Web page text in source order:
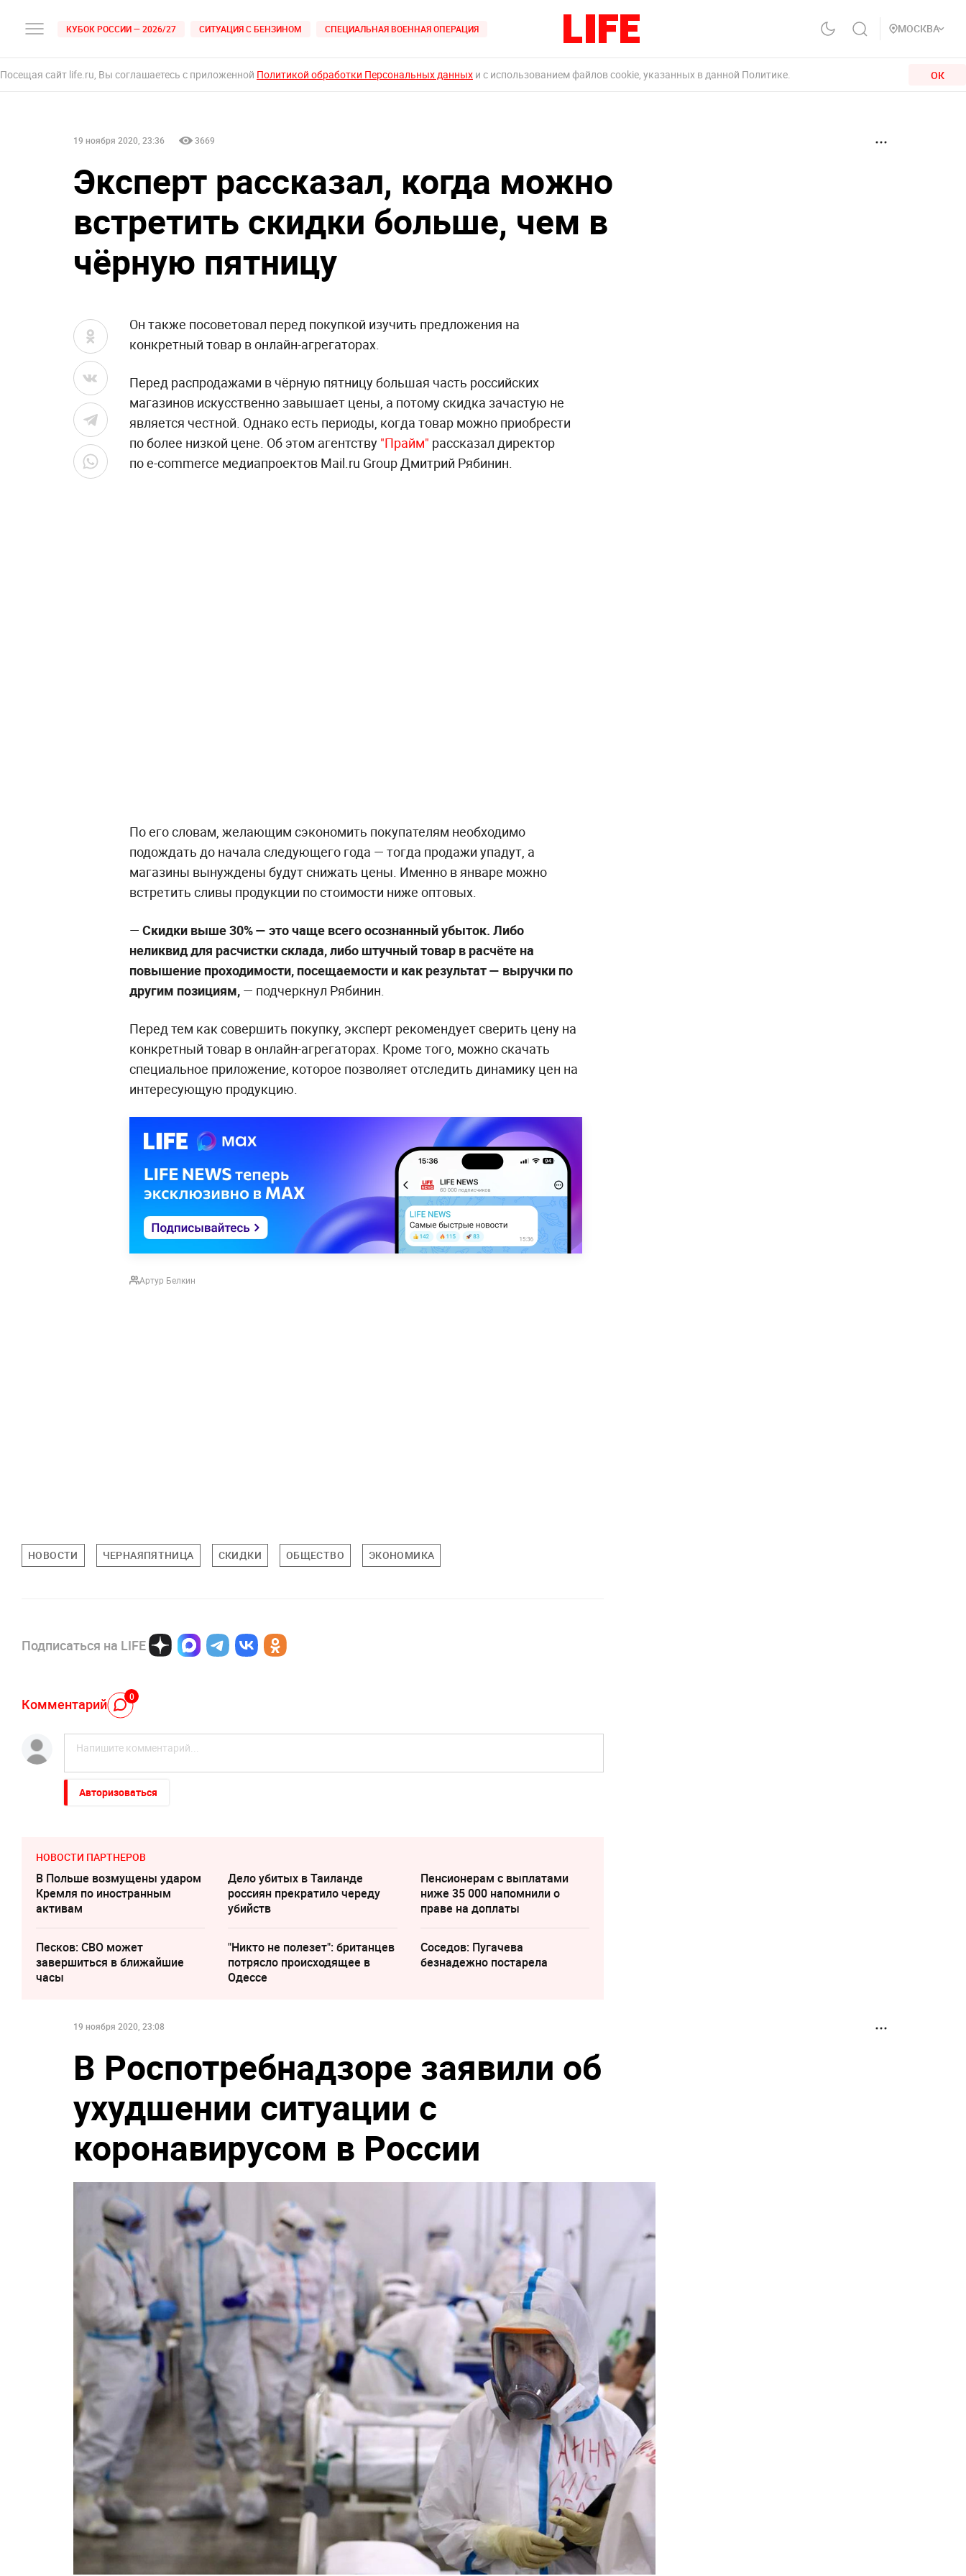
КУБОК РОССИИ — 2026/27 СИТУАЦИЯ С БЕНЗИНОМ СПЕЦИАЛЬНАЯ ВОЕННАЯ ОПЕРАЦИЯ МОСКВА
Посещая сайт life.ru, Вы соглашаетесь с приложенной Политикой обработки Персональных данных и с использованием файлов cookie, указанных в данной Политике. ОК
19 ноября 2020, 23:36 3669
Эксперт рассказал, когда можно
встретить скидки больше, чем в
чёрную пятницу
Он также посоветовал перед покупкой изучить предложения на
конкретный товар в онлайн-агрегаторах.
Перед распродажами в чёрную пятницу большая часть российских
магазинов искусственно завышает цены, а потому скидка зачастую не
является честной. Однако есть периоды, когда товар можно приобрести
по более низкой цене. Об этом агентству "Прайм" рассказал директор
по e-commerce медиапроектов Mail.ru Group Дмитрий Рябинин.
По его словам, желающим сэкономить покупателям необходимо
подождать до начала следующего года — тогда продажи упадут, а
магазины вынуждены будут снижать цены. Именно в январе можно
встретить сливы продукции по стоимости ниже оптовых.
— Скидки выше 30% — это чаще всего осознанный убыток. Либо
неликвид для расчистки склада, либо штучный товар в расчёте на
повышение проходимости, посещаемости и как результат — выручки по
другим позициям, — подчеркнул Рябинин.
Перед тем как совершить покупку, эксперт рекомендует сверить цену на
конкретный товар в онлайн-агрегаторах. Кроме того, можно скачать
специальное приложение, которое позволяет отследить динамику цен на
интересующую продукцию.
Артур Белкин
НОВОСТИ ЧЕРНАЯПЯТНИЦА СКИДКИ ОБЩЕСТВО ЭКОНОМИКА
Подписаться на LIFE
Комментарий 0
Авторизоваться
НОВОСТИ ПАРТНЕРОВ
В Польше возмущены ударом
Кремля по иностранным
активам
Дело убитых в Таиланде
россиян прекратило череду
убийств
Пенсионерам с выплатами
ниже 35 000 напомнили о
праве на доплаты
Песков: СВО может
завершиться в ближайшие
часы
"Никто не полезет": британцев
потрясло происходящее в
Одессе
Соседов: Пугачева
безнадежно постарела
19 ноября 2020, 23:08
В Роспотребнадзоре заявили об
ухудшении ситуации с
коронавирусом в России